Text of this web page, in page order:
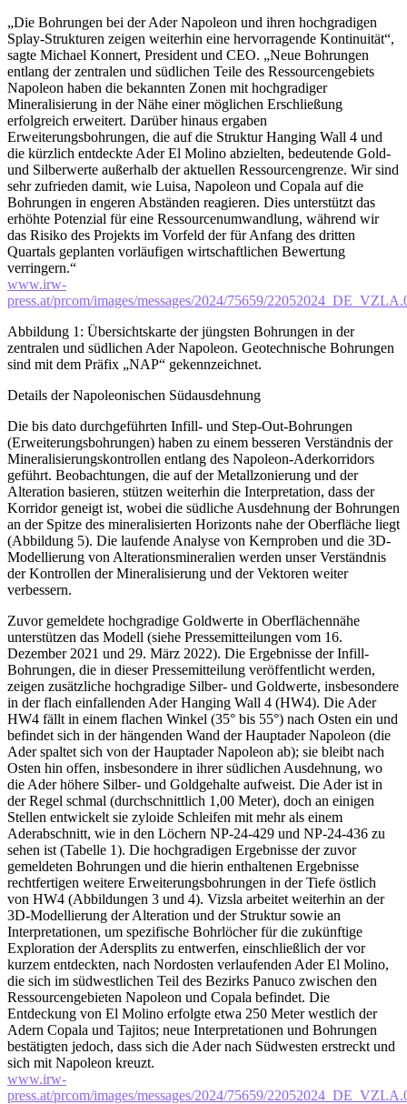
„Die Bohrungen bei der Ader Napoleon und ihren hochgradigen
Splay-Strukturen zeigen weiterhin eine hervorragende Kontinuität“,
sagte Michael Konnert, President und CEO. „Neue Bohrungen
entlang der zentralen und südlichen Teile des Ressourcengebiets
Napoleon haben die bekannten Zonen mit hochgradiger
Mineralisierung in der Nähe einer möglichen Erschließung
erfolgreich erweitert. Darüber hinaus ergaben
Erweiterungsbohrungen, die auf die Struktur Hanging Wall 4 und
die kürzlich entdeckte Ader El Molino abzielten, bedeutende Gold-
und Silberwerte außerhalb der aktuellen Ressourcengrenze. Wir sind
sehr zufrieden damit, wie Luisa, Napoleon und Copala auf die
Bohrungen in engeren Abständen reagieren. Dies unterstützt das
erhöhte Potenzial für eine Ressourcenumwandlung, während wir
das Risiko des Projekts im Vorfeld der für Anfang des dritten
Quartals geplanten vorläufigen wirtschaftlichen Bewertung
verringern.“
www.irw-
press.at/prcom/images/messages/2024/75659/
Abbildung 1: Übersichtskarte der jüngsten Bohrungen in der
zentralen und südlichen Ader Napoleon. Geotechnische Bohrungen
sind mit dem Präfix „NAP“ gekennzeichnet.
Details der Napoleonischen Südausdehnung
Die bis dato durchgeführten Infill- und Step-Out-Bohrungen
(Erweiterungsbohrungen) haben zu einem besseren Verständnis der
Mineralisierungskontrollen entlang des Napoleon-Aderkorridors
geführt. Beobachtungen, die auf der Metallzonierung und der
Alteration basieren, stützen weiterhin die Interpretation, dass der
Korridor geneigt ist, wobei die südliche Ausdehnung der Bohrungen
an der Spitze des mineralisierten Horizonts nahe der Oberfläche liegt
(Abbildung 5). Die laufende Analyse von Kernproben und die 3D-
Modellierung von Alterationsmineralien werden unser Verständnis
der Kontrollen der Mineralisierung und der Vektoren weiter
verbessern.
Zuvor gemeldete hochgradige Goldwerte in Oberflächennähe
unterstützen das Modell (siehe Pressemitteilungen vom 16.
Dezember 2021 und 29. März 2022). Die Ergebnisse der Infill-
Bohrungen, die in dieser Pressemitteilung veröffentlicht werden,
zeigen zusätzliche hochgradige Silber- und Goldwerte, insbesondere
in der flach einfallenden Ader Hanging Wall 4 (HW4). Die Ader
HW4 fällt in einem flachen Winkel (35° bis 55°) nach Osten ein und
befindet sich in der hängenden Wand der Hauptader Napoleon (die
Ader spaltet sich von der Hauptader Napoleon ab); sie bleibt nach
Osten hin offen, insbesondere in ihrer südlichen Ausdehnung, wo
die Ader höhere Silber- und Goldgehalte aufweist. Die Ader ist in
der Regel schmal (durchschnittlich 1,00 Meter), doch an einigen
Stellen entwickelt sie zyloide Schleifen mit mehr als einem
Aderabschnitt, wie in den Löchern NP-24-429 und NP-24-436 zu
sehen ist (Tabelle 1). Die hochgradigen Ergebnisse der zuvor
gemeldeten Bohrungen und die hierin enthaltenen Ergebnisse
rechtfertigen weitere Erweiterungsbohrungen in der Tiefe östlich
von HW4 (Abbildungen 3 und 4). Vizsla arbeitet weiterhin an der
3D-Modellierung der Alteration und der Struktur sowie an
Interpretationen, um spezifische Bohrlöcher für die zukünftige
Exploration der Adersplits zu entwerfen, einschließlich der vor
kurzem entdeckten, nach Nordosten verlaufenden Ader El Molino,
die sich im südwestlichen Teil des Bezirks Panuco zwischen den
Ressourcengebieten Napoleon und Copala befindet. Die
Entdeckung von El Molino erfolgte etwa 250 Meter westlich der
Adern Copala und Tajitos; neue Interpretationen und Bohrungen
bestätigten jedoch, dass sich die Ader nach Südwesten erstreckt und
sich mit Napoleon kreuzt.
www.irw-
press.at/prcom/images/messages/2024/75659/